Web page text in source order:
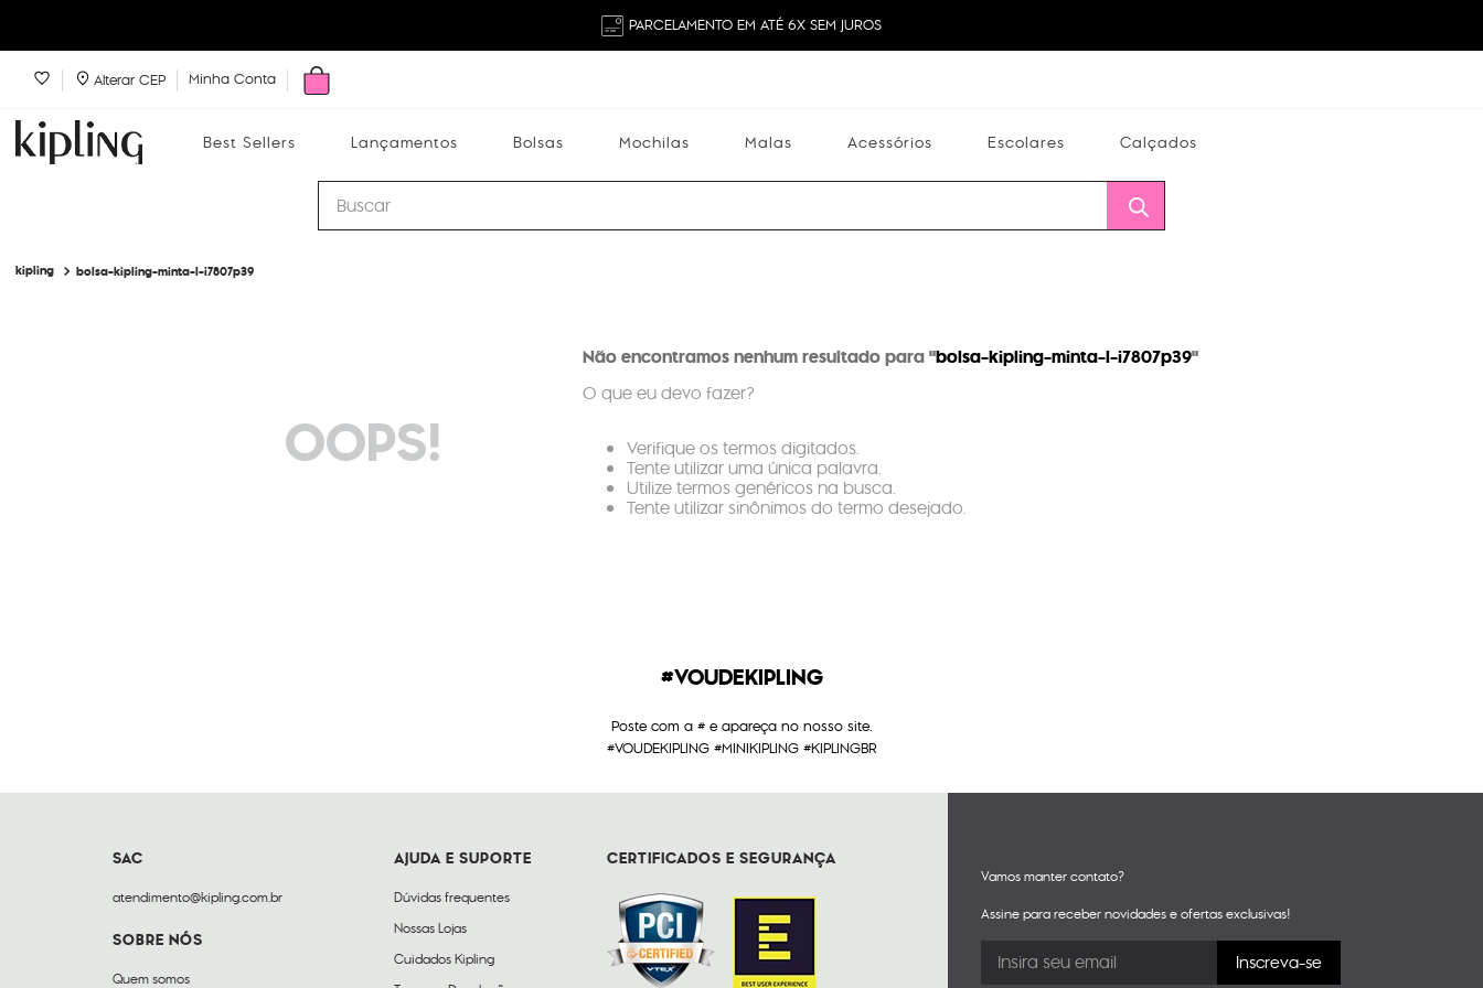
PARCELAMENTO EM ATÉ 6X SEM JUROS
Alterar CEP Minha Conta
Best Sellers Lançamentos Bolsas Mochilas Malas Acessórios Escolares Calçados
Buscar
Best Sellers
bolsa-kipling-minta-l-i7807p39
OOPS!
Não encontramos nenhum resultado para "bolsa-kipling-minta-l-i7807p39"
O que eu devo fazer?
Verifique os termos digitados.
Tente utilizar uma única palavra.
Utilize termos genéricos na busca.
Tente utilizar sinônimos do termo desejado.
#VOUDEKIPLING
Poste com a # e apareça no nosso site.
#VOUDEKIPLING #MINIKIPLING #KIPLINGBR
SAC
atendimento@kipling.com.br
SOBRE NÓS
Quem somos
AJUDA E SUPORTE
Dúvidas frequentes
Nossas Lojas
Cuidados Kipling
CERTIFICADOS E SEGURANÇA
Vamos manter contato?
Assine para receber novidades e ofertas exclusivas!